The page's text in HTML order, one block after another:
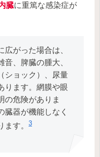
臓に重篤な感染症が
がった場合は、
音、脾臓の腫大、
ショック）、尿量
ります。網膜や眼
の危険がありま
臓器が機能しなく
す。 3